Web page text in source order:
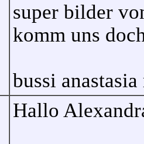
super bilder
komm uns
bussi
Hallo